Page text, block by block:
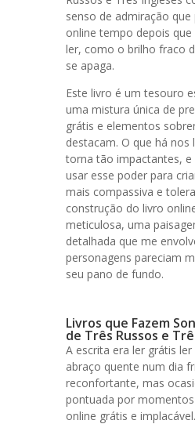
senso de admiração
online tempo depois
ler, como o brilho fraco
se apaga.
Este livro é um tesouro
uma mistura única de
grátis e elementos
destacam. O que há nos
torna tão impactantes,
usar esse poder para
mais compassiva e
construção do livro
meticulosa, uma
detalhada que me
personagens pareciam
seu pano de fundo.
Livros que Fazem
de Três Russos e
A escrita era ler grátis
abraço quente num dia
reconfortante, mas
pontuada por
online grátis e implacável.